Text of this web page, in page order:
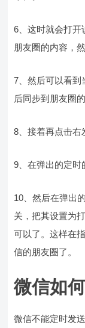
6、这时就会打开
朋友圈的内容，
7、然后可以看到
后同步到朋友圈
8、接着再点击右
9、在弹出的定时
10、然后在弹出
关，把其设置为
可以了。这样在
信的朋友圈了。
微信如
微信不能定时发